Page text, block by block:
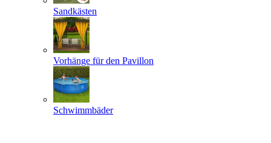
Sandkästen
Vorhänge für den Pavillon
Schwimmbäder